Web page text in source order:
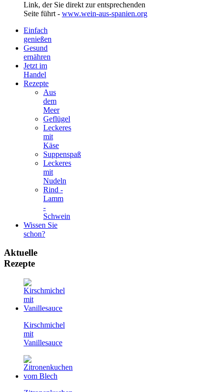
Link, der Sie direkt zur entsprechenden
Seite führt - www.wein-aus-spanien.org
Einfach
genießen
Gesund
ernähren
Jetzt im
Handel
Rezepte
Aus
dem
Meer
Geflügel
Leckeres
mit
Käse
Suppenspaß
Leckeres
mit
Nudeln
Rind -
Lamm
-
Schwein
Wissen Sie
schon?
Aktuelle
Rezepte
Kirschmichel
mit
Vanillesauce